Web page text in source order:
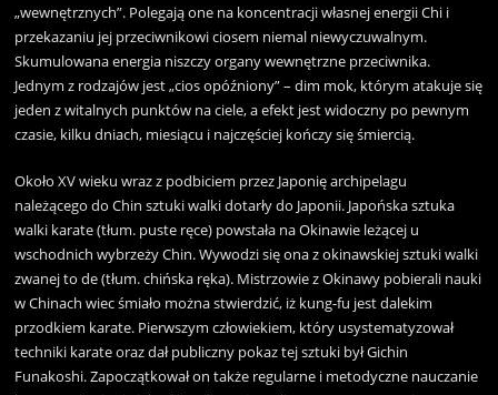
„wewnętrznych”. Polegają one na koncentracji własnej energii Chi i
przekazaniu jej przeciwnikowi ciosem niemal niewyczuwalnym.
Skumulowana energia niszczy organy wewnętrzne przeciwnika.
Jednym z rodzajów jest „cios opóźniony” – dim mok, którym atakuje się
jeden z witalnych punktów na ciele, a efekt jest widoczny po pewnym
czasie, kilku dniach, miesiącu i najczęściej kończy się śmiercią.
Około XV wieku wraz z podbiciem przez Japonię archipelagu
należącego do Chin sztuki walki dotarły do Japonii. Japońska sztuka
walki karate (tłum. puste ręce) powstała na Okinawie leżącej u
wschodnich wybrzeży Chin. Wywodzi się ona z okinawskiej sztuki walki
zwanej to de (tłum. chińska ręka). Mistrzowie z Okinawy pobierali nauki
w Chinach wiec śmiało można stwierdzić, iż kung-fu jest dalekim
przodkiem karate. Pierwszym człowiekiem, który usystematyzował
techniki karate oraz dał publiczny pokaz tej sztuki był Gichin
Funakoshi. Zapoczątkował on także regularne i metodyczne nauczanie